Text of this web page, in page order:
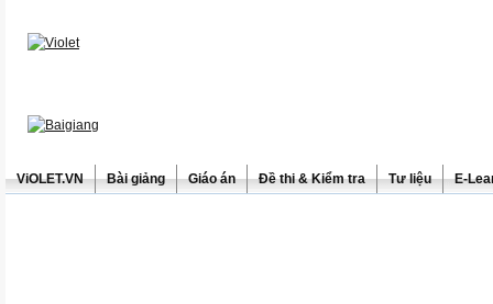
ViOLET.VN Bài giảng Giáo án Đề thi & Kiểm tra Tư liệu E-